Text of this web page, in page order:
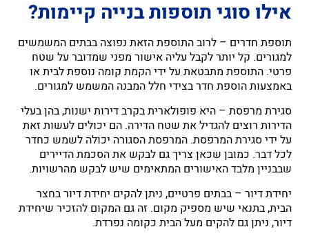
אילו סוגי תוספות בנייה קיימות?
תוספת חדרים – לרוב התוספת הזאת נפוצה בבתים המשמשים
למגורים. קל יותר לקבל עליה אישור מפני שמדובר על שטח
פרטי. התוספת מתבטאת על ידי הקמת קומה נוספת לבית או
באמצעות הוספת חדר בצידי חלל המבנה המשמש למגורים.
סגירת מרפסת – היא פופולארית בקרב דירות ישנות, בהן בעלי
הדירות רוצים להגדיל את שטח הדירה. הם יכולים לעשות זאת
על ידי סגירת המרפסת. המרפסת הסגורה יכולה לשמש כחדר
לכל דבר. כמובן שכאן צריך גם לבקש את הסכמת הדיירים
שבבניין מלבד האישורים המתאימים שיש לבקש מהרשויות.
יחידת דיור – בבתים פרטיים, ניתן להקים יחידת דיור בחצר
הבית, בתנאי שיש מספיק מקום. זה גם המקום להזכיר שיחידת
דיור, ניתן גם להקים מעל הבית כקומה נפרדת.